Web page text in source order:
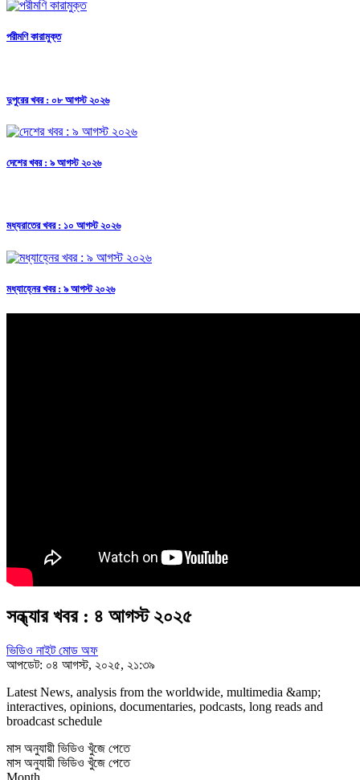
পরীমণি কারামুক্ত
দুপুরের খবর : ০৮ আগস্ট ২০২৬
দেশের খবর : ৯ আগস্ট ২০২৬
মধ্যরাতের খবর : ১০ আগস্ট ২০২৬
মধ্যাহ্নের খবর : ৯ আগস্ট ২০২৬
সন্ধ্যার খবর : ৪ আগস্ট ২০২৫
ভিডিও নাইট মোড অফ
আপডেট: ০৪ আগস্ট, ২০২৫, ২১:৩৯
Latest News, analysis from the worldwide, multimedia &amp;
interactives, opinions, documentaries, podcasts, long reads and
broadcast schedule
মাস অনুযায়ী ভিডিও খুঁজে পেতে
মাস অনুযায়ী ভিডিও খুঁজে পেতে
Month